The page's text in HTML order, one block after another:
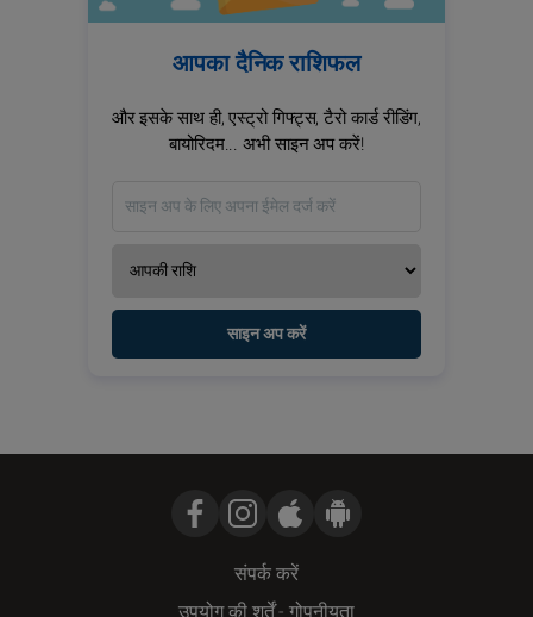
आपका दैनिक राशिफल
और इसके साथ ही, एस्ट्रो गिफ्ट्स, टैरो कार्ड रीडिंग,
बायोरिदम... अभी साइन अप करें!
साइन अप करें
संपर्क करें